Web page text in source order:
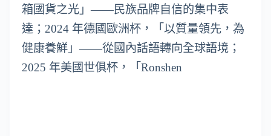
箱國貨之光」——民族品牌自信的集中表
達；2024 年德國歐洲杯，「以質量領先，為
健康養鮮」——從國內話語轉向全球語境；
2025 年美國世俱杯，「Ronshen